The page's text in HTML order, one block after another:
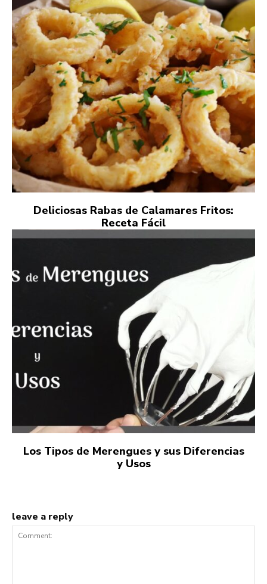
Deliciosas Rabas de Calamares Fritos:
Receta Fácil
Los Tipos de Merengues y sus Diferencias
y Usos
leave a reply